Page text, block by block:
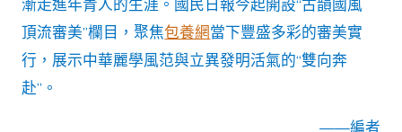
為
新
年
文
漸走進年青人的生涯。國民日報今起開設“古韻國風
頂流審美”欄目，聚焦包養網當下豐盛多彩的審美實
行，展示中華麗學風范與立異發明活氣的“雙向奔
赴”。